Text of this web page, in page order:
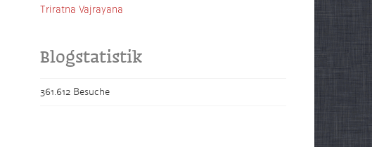
Triratna Vajrayana
Blogstatistik
361.612 Besuche